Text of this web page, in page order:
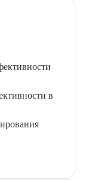
в